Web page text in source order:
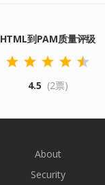
HTML到PAM质量评级
4.5 (2票)
About
Security